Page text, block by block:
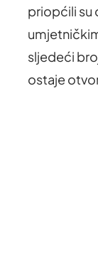
priopćili su
sljedeći
ostaje